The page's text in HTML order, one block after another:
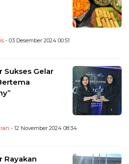
- 03 Desember 2024 00:51
Sukses Gelar
- 12 November 2024 08:34
Rayakan